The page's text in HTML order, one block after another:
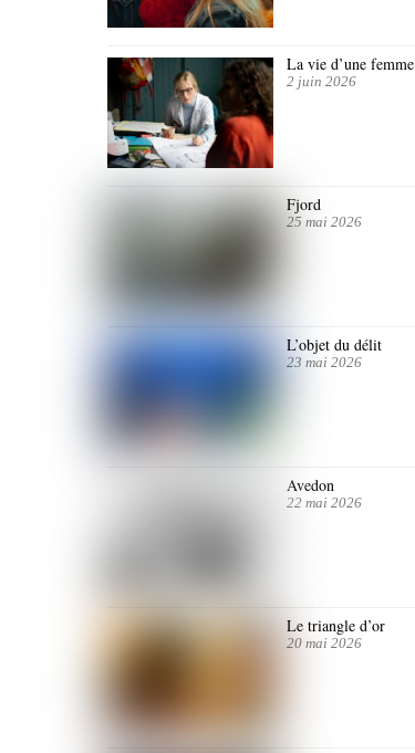
La vie d’une femme
2 juin 2026
Fjord
25 mai 2026
L’objet du délit
23 mai 2026
Avedon
22 mai 2026
Le triangle d’or
20 mai 2026